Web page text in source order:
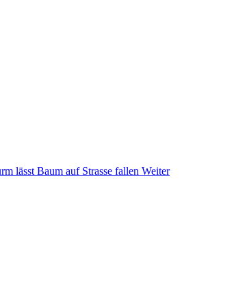
lässt Baum auf Strasse fallen Weiter